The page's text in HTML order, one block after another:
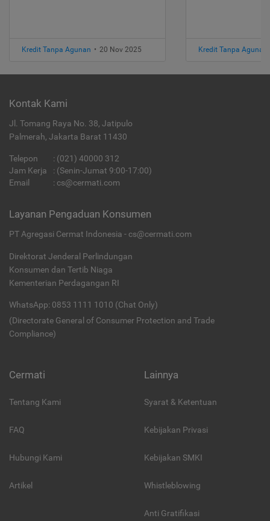
Kredit Tanpa Agunan • 20 Nov 2025 Kredit Tanpa Agunan
Kontak Kami
Jl. Tomang Raya No. 38, Jatipulo
Palmerah, Jakarta Barat 11430
Telepon : (021) 40000 312
Jam Kerja
: (Senin-Jumat 9:00-17:00)
Email
: cs@cermati.com
Layanan Pengaduan Konsumen
PT Agregasi Cermat Indonesia - cs@cermati.com
Direktorat Jenderal Perlindungan
Konsumen dan Tertib Niaga
Kementerian Perdagangan RI
WhatsApp: 0853 1111 1010 (Chat Only)
(Directorate General of Consumer Protection and Trade
Compliance)
Cermati
Tentang Kami
FAQ
Hubungi Kami
Artikel
Lainnya
Syarat & Ketentuan
Kebijakan Privasi
Kebijakan SMKI
Whistleblowing
Anti Gratifikasi